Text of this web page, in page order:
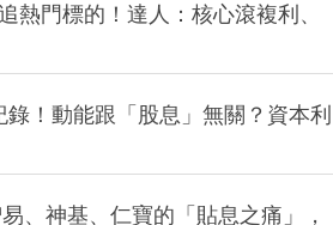
熱門標的！達人：核心滾複利、
錄！動能跟「股息」無關？資本利
、神基、仁寶的「貼息之痛」，